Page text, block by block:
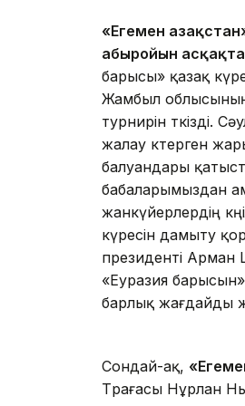
«Егемен
абыройын
барысы» қазақ
Жамбыл облысының
турнирін өткізді.
жалау көтерген
балуандары
бабаларымыздан
жанкүйерлердің
күресін дамыту
президенті
«Еуразия барысын»
барлық жағдайды
Сондай-ақ,
Төрағасы Нұрлан